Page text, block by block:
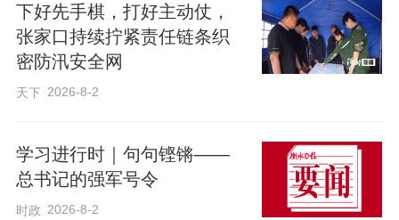
会议强调，要推动形成更加紧密的全方位
协同发展格局，在推进京津冀协同发展中
更好发展自己。要深入推进雄安新区高质
首都功能疏解，推动空天信息、新材料等
产业集群式发展，积极探索面向未来的智
慧城市管理模式，努力建设新时代创新高
下好先手棋，打好主动仗，
张家口持续拧紧责任链条织
密防汛安全网
天下 2026-8-2
学习进行时｜句句铿锵——
总书记的强军号令
时政 2026-8-2